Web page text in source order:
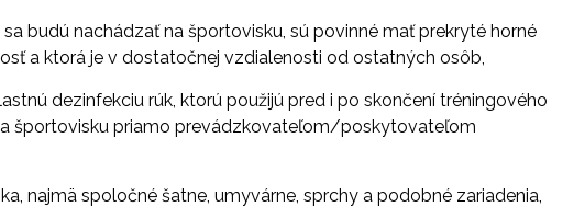
budú nachádzať na športovisku, sú povinné mať prekryté horné
a ktorá je v dostatočnej vzdialenosti od ostatných osôb,
dezinfekciu rúk, ktorú použijú pred i po skončení tréningového
športovisku priamo prevádzkovateľom/poskytovateľom
najmä spoločné šatne, umyvárne, sprchy a podobné zariadenia,